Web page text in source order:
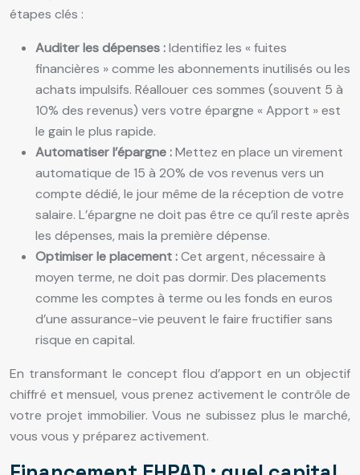
étapes clés :
Auditer les dépenses :Identifiez les « fuites
financières » comme les abonnements inutilisés ou les
achats impulsifs. Réallouer ces sommes (souvent 5 à
10% des revenus) vers votre épargne « Apport » est
le gain le plus rapide.
Automatiser l’épargne :Mettez en place un virement
automatique de 15 à 20% de vos revenus vers un
compte dédié, le jour même de la réception de votre
salaire. L’épargne ne doit pas être ce qu’il reste après
les dépenses, mais la première dépense.
Optimiser le placement :Cet argent, nécessaire à
moyen terme, ne doit pas dormir. Des placements
comme les comptes à terme ou les fonds en euros
d’une assurance-vie peuvent le faire fructifier sans
risque en capital.
En transformant le concept flou d’apport en un objectif
chiffré et mensuel, vous prenez activement le contrôle de
votre projet immobilier. Vous ne subissez plus le marché,
vous vous y préparez activement.